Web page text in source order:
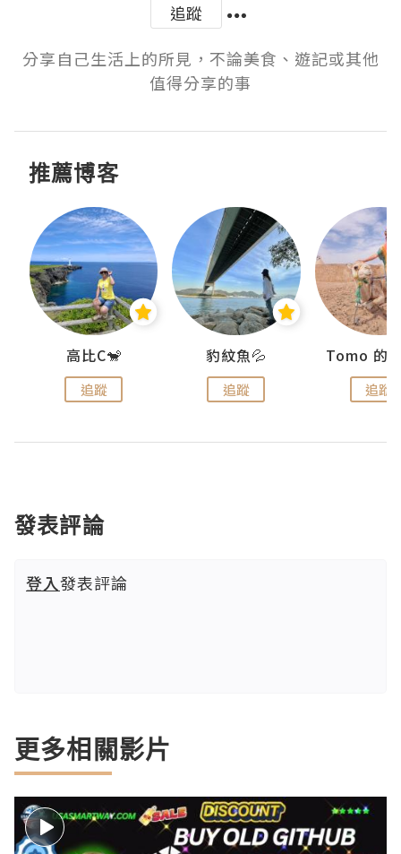
追蹤
分享自己生活上的所見，不論美食、遊記或其他
值得分享的事
推薦博客
高比C🐒
追蹤
豹紋魚💦
追蹤 追蹤
發表評論
登入發表評論
更多相關影片